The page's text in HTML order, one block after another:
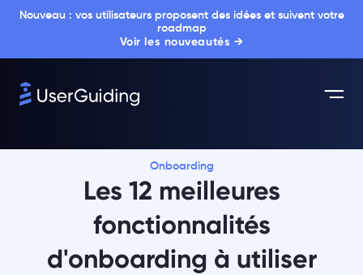
Nouveau : vos utilisateurs proposent des idées et suivent votre
roadmap
Voir les nouveautés →
Onboarding
Les 12 meilleures
fonctionnalités
d'onboarding à utiliser